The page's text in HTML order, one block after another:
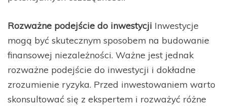
Rozważne podejście do inwestycji Inwestycje
mogą być skutecznym sposobem na budowanie
finansowej niezależności. Ważne jest jednak
rozważne podejście do inwestycji i dokładne
zrozumienie ryzyka. Przed inwestowaniem warto
skonsultować się z ekspertem i rozważyć różne